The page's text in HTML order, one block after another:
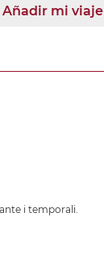
Añadir mi viaje
i temporali.